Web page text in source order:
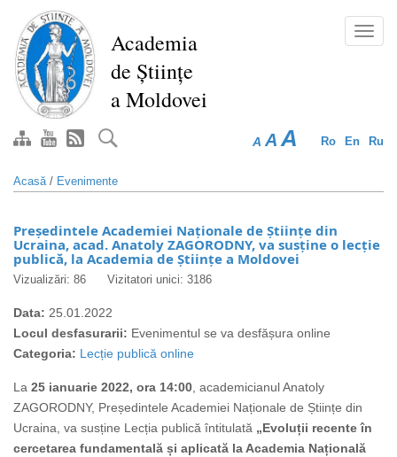
conţinutul
principal
Academia
de Științe
a Moldovei
Ro En Ru
A A A
Acasă/ Evenimente
Președintele Academiei Naționale de Științe din
Ucraina, acad. Anatoly ZAGORODNY, va susține o lecție
publică, la Academia de Științe a Moldovei
Vizualizări: 86 Vizitatori unici: 3186
Data: 25.01.2022
Locul desfasurarii: Evenimentul se va desfășura online
Categoria: Lecție publică online
La 25 ianuarie 2022, ora 14:00 academicianulAnatoly
ZAGORODNY, Președintele Academiei Naționale de Științe din
Ucraina , va susține Lecția publică întitulată „Evoluții recente în
cercetarea fundamentală și aplicată la Academia Națională